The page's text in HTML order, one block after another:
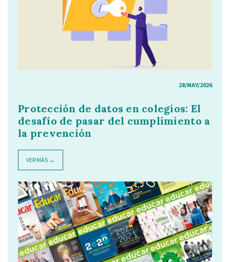
28/MAY/2026
Protección de datos en colegios: El
desafío de pasar del cumplimiento a
la prevención
VER MÁS →